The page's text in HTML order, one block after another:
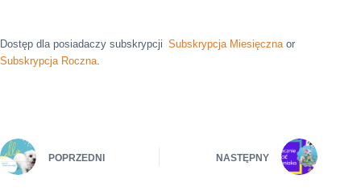
Dostęp dla posiadaczy subskrypcji Subskrypcja Miesięcznaor
Subskrypcja Roczna.
POPRZEDNI NASTĘPNY